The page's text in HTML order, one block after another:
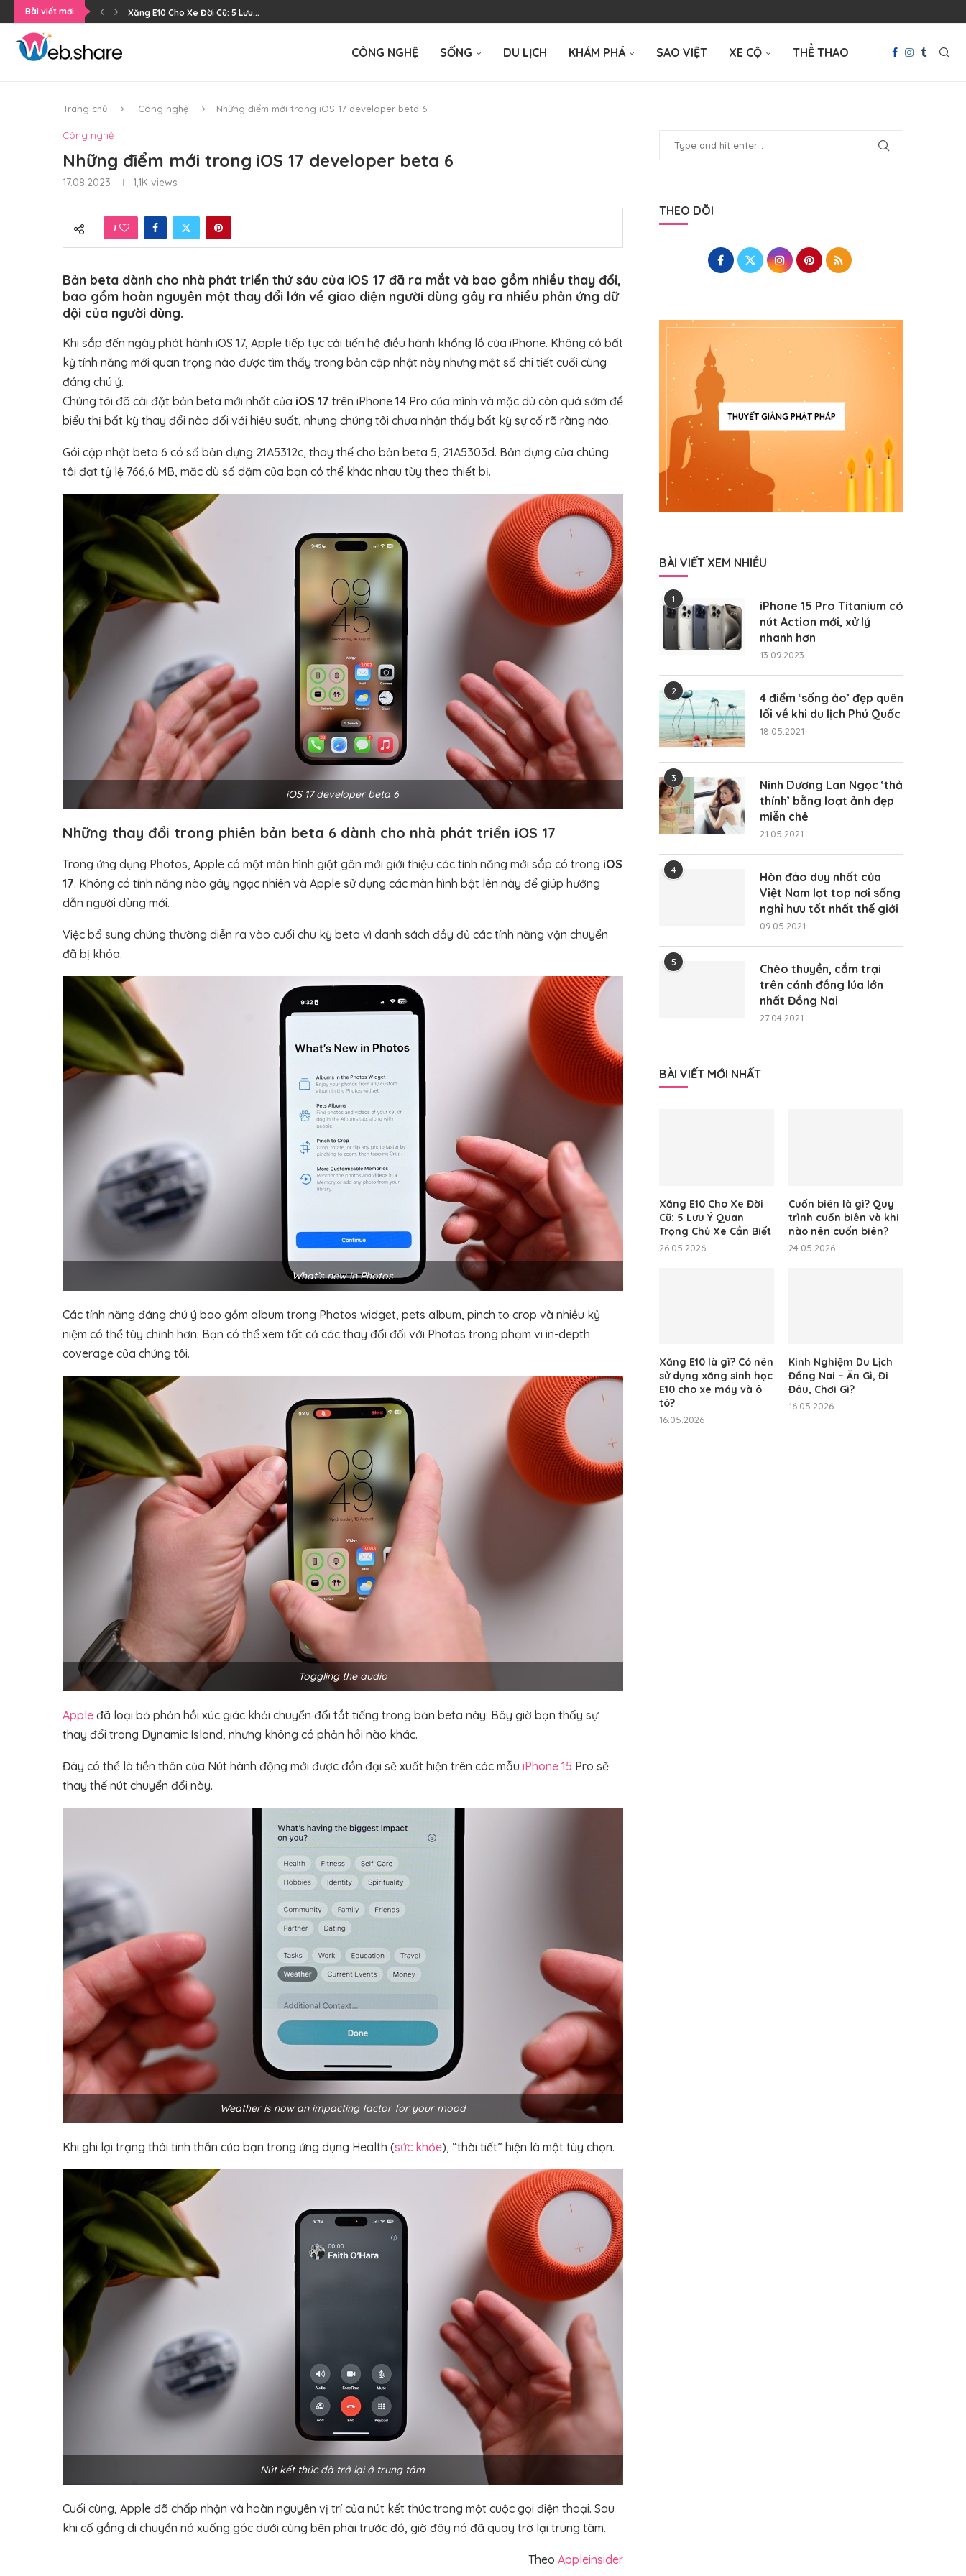
Bài viết mới Xăng E10 Cho Xe Đời Cũ: 5 Lưu...
CÔNG NGHỆ SỐNG DU LỊCH KHÁM PHÁ SAO VIỆT XE CỘ THỂ THAO
Trang chủ Công nghệ Những điểm mới trong iOS 17 developer beta 6
Công nghệ
Những điểm mới trong iOS 17 developer beta 6
17.08.2023 1,1K views
1
Bản beta dành cho nhà phát triển thứ sáu của iOS 17 đã ra mắt và bao gồm nhiều thay đổi,
bao gồm hoàn nguyên một thay đổi lớn về giao diện người dùng gây ra nhiều phản ứng dữ
dội của người dùng.
Khi sắp đến ngày phát hành iOS 17, Apple tiếp tục cải tiến hệ điều hành khổng lồ của iPhone. Không có bất
kỳ tính năng mới quan trọng nào được tìm thấy trong bản cập nhật này nhưng một số chi tiết cuối cùng
đáng chú ý.
Chúng tôi đã cài đặt bản beta mới nhất của iOS 17 trên iPhone 14 Pro của mình và mặc dù còn quá sớm để
biểu thị bất kỳ thay đổi nào đối với hiệu suất, nhưng chúng tôi chưa nhận thấy bất kỳ sự cố rõ ràng nào.
Gói cập nhật beta 6 có số bản dựng 21A5312c, thay thế cho bản beta 5, 21A5303d. Bản dựng của chúng
tôi đạt tỷ lệ 766,6 MB, mặc dù số dặm của bạn có thể khác nhau tùy theo thiết bị.
iOS 17 developer beta 6
Những thay đổi trong phiên bản beta 6 dành cho nhà phát triển iOS 17
Trong ứng dụng Photos, Apple có một màn hình giật gân mới giới thiệu các tính năng mới sắp có trong iOS
17. Không có tính năng nào gây ngạc nhiên và Apple sử dụng các màn hình bật lên này để giúp hướng
dẫn người dùng mới.
Việc bổ sung chúng thường diễn ra vào cuối chu kỳ beta vì danh sách đầy đủ các tính năng vận chuyển
đã bị khóa.
What’s new in Photos
Các tính năng đáng chú ý bao gồm album trong Photos widget, pets album, pinch to crop và nhiều kỷ
niệm có thể tùy chỉnh hơn. Bạn có thể xem tất cả các thay đổi đối với Photos trong phạm vi in-depth
coverage của chúng tôi.
Toggling the audio
Apple đã loại bỏ phản hồi xúc giác khỏi chuyển đổi tắt tiếng trong bản beta này. Bây giờ bạn thấy sự
thay đổi trong Dynamic Island, nhưng không có phản hồi nào khác.
Đây có thể là tiền thân của Nút hành động mới được đồn đại sẽ xuất hiện trên các mẫu iPhone 15 Pro sẽ
thay thế nút chuyển đổi này.
Weather is now an impacting factor for your mood
Khi ghi lại trạng thái tinh thần của bạn trong ứng dụng Health (sức khỏe), “thời tiết” hiện là một tùy chọn.
Nút kết thúc đã trở lại ở trung tâm
Cuối cùng, Apple đã chấp nhận và hoàn nguyên vị trí của nút kết thúc trong một cuộc gọi điện thoại. Sau
khi cố gắng di chuyển nó xuống góc dưới cùng bên phải trước đó, giờ đây nó đã quay trở lại trung tâm.
Theo Appleinsider
THEO DÕI
THUYẾT GIẢNG PHẬT PHÁP
BÀI VIẾT XEM NHIỀU
1
iPhone 15 Pro Titanium có
nút Action mới, xử lý
nhanh hơn
13.09.2023
2
4 điểm ‘sống ảo’ đẹp quên
lối về khi du lịch Phú Quốc
18.05.2021
3
Ninh Dương Lan Ngọc ‘thả
thính’ bằng loạt ảnh đẹp
miễn chê
21.05.2021
4
Hòn đảo duy nhất của
Việt Nam lọt top nơi sống
nghỉ hưu tốt nhất thế giới
09.05.2021
5
Chèo thuyền, cắm trại
trên cánh đồng lúa lớn
nhất Đồng Nai
27.04.2021
BÀI VIẾT MỚI NHẤT
Xăng E10 Cho Xe Đời
Cũ: 5 Lưu Ý Quan
Trọng Chủ Xe Cần Biết
26.05.2026
Cuốn biên là gì? Quy
trình cuốn biên và khi
nào nên cuốn biên?
24.05.2026
Xăng E10 là gì? Có nên
sử dụng xăng sinh học
E10 cho xe máy và ô
tô?
16.05.2026
Kinh Nghiệm Du Lịch
Đồng Nai – Ăn Gì, Đi
Đâu, Chơi Gì?
16.05.2026